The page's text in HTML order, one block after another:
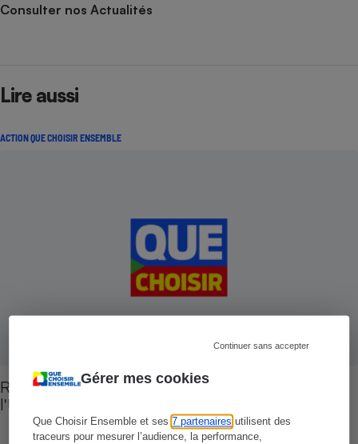
Gérer mes cookies
Que Choisir Ensemble et ses7 partenaires utilisent des
traceurs pour mesurer l’audience, la performance,
Continuer sans accepter
Consulter nos Actualités
Lire aussi
ACTION QUE CHOISIR ENSEMBLE
Réforme des AOC viticoles - Les demandes de
l'UFC-Que Choisir